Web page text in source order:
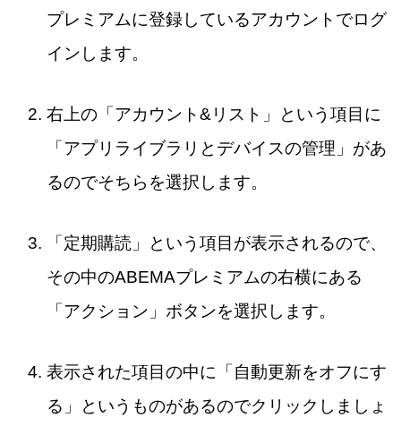
プレミアムに登録しているアカウントでログ
インします。
右上の「アカウント&リスト」という項目に
「アプリライブラリとデバイスの管理」があ
るのでそちらを選択します。
「定期購読」という項目が表示されるので、
その中のABEMAプレミアムの右横にある
「アクション」ボタンを選択します。
表示された項目の中に「自動更新をオフにす
る」というものがあるのでクリックしましょ